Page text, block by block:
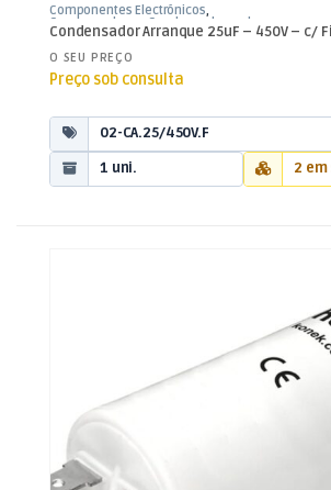
Componentes Electrónicos,
Condensadores
Condensadores de
Arranque
Condensador Arranque 25uF – 450V – c/
O SEU PREÇO
Preço sob consulta
02-CA.25/450V.F
1 uni.
2